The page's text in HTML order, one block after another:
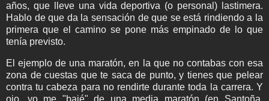
años, que lleve una vida deportiva (o personal) lastimera.
Hablo de que da la sensación de que se está rindiendo a la
primera que el camino se pone más empinado de lo que
tenía previsto.
El ejemplo de una maratón, en la que no contabas con esa
zona de cuestas que te saca de punto, y tienes que pelear
contra tu cabeza para no rendirte durante toda la carrera. Y